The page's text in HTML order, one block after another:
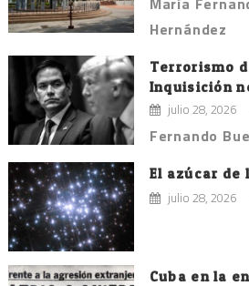
Hernández
Terrorismo
Inquisición
julio 28, 2026
Fernando
El azúcar de
julio 28, 2026
Cuba en la